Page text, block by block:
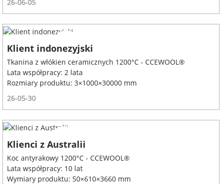
26-06-05
Klient indonezyjski
Tkanina z włókien ceramicznych 1200°C - CCEWOOL®
Lata współpracy: 2 lata
Rozmiary produktu: 3×1000×30000 mm
26-05-30
Klienci z Australii
Koc antyrakowy 1200°C - CCEWOOL®
Lata współpracy: 10 lat
Wymiary produktu: 50×610×3660 mm